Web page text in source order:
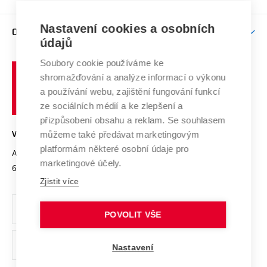
E-přihláška
Závěrečné práce
Doktorské studium
Studium bez bariér
Podpora podnikání
Mezinárodní vědecká rada
Systém zajišťování kvality výzkumu
Výzkumné infrastruktury
Transfer znalostí
Open Science
Projekty
Projekty ze strukturálních fondů
Specifický výzkum
Zahraniční spolupráce
Spolupráce se školami
Služby univerzity
Mezinárodní dohody
Univerzitní sítě
O UNIVERZITĚ
Profil univerzity
Udržitelná univerzita
Podnikavá univerzita / ContriBUTe
Bezpečná univerzita
Vyznamenání
Organizační struktura
Ochrana osobních údajů
odkaz)
učení
technické
VYSOKÉ UČENÍ TECHNICKÉ V BRNĚ
Antonínská 548/1
602 00 Brno
www.vut.cz
vut@vutbr.cz
Nastavení cookies a osobních
údajů
Soubory cookie používáme ke
shromažďování a analýze informací o výkonu
a používání webu, zajištění fungování funkcí
ze sociálních médií a ke zlepšení a
přizpůsobení obsahu a reklam. Se souhlasem
můžeme také předávat marketingovým
platformám některé osobní údaje pro
marketingové účely.
Zjistit více
POVOLIT VŠE
Nastavení